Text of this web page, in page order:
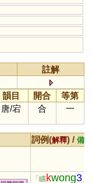
註解
韻目 開合
等第
唐/宕 合 一
詞例(解釋) / 備註
「矌kwong3